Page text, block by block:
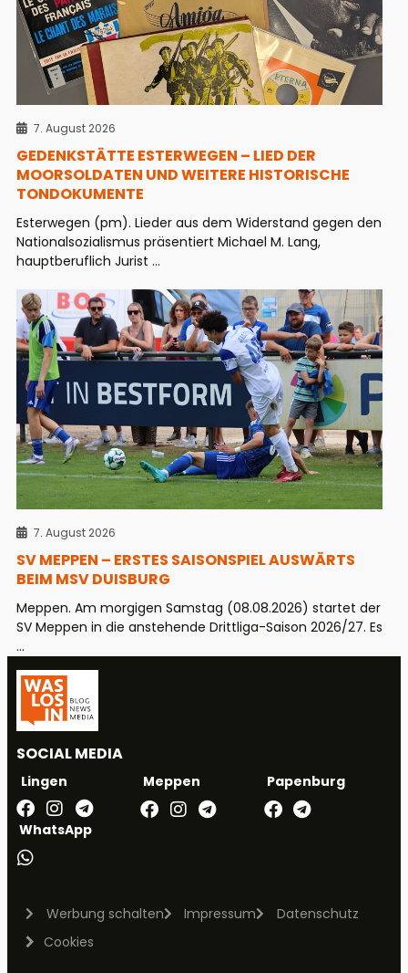
7. August 2026
GEDENKSTÄTTE ESTERWEGEN – LIED DER
MOORSOLDATEN UND WEITERE HISTORISCHE
TONDOKUMENTE
Esterwegen (pm). Lieder aus dem Widerstand gegen den
Nationalsozialismus präsentiert Michael M. Lang,
hauptberuflich Jurist ...
7. August 2026
SV MEPPEN – ERSTES SAISONSPIEL AUSWÄRTS
BEIM MSV DUISBURG
Meppen. Am morgigen Samstag (08.08.2026) startet der
SV Meppen in die anstehende Drittliga-Saison 2026/27. Es
...
SOCIAL MEDIA
Lingen Meppen Papenburg
WhatsApp
Werbung schalten Impressum
Datenschutz
Cookies